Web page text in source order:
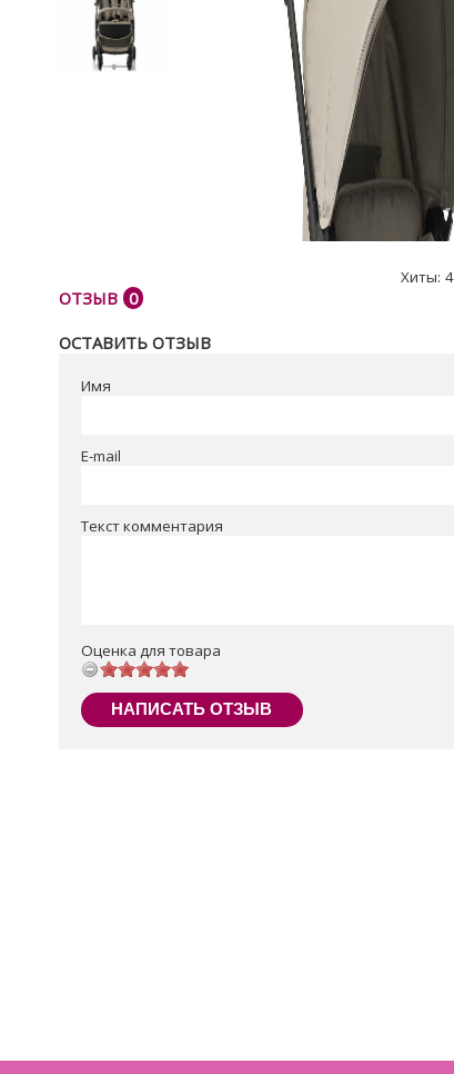
Хиты:
ОТЗЫВ 0
ОСТАВИТЬ ОТЗЫВ
Имя
E-mail
Текст комментария
Оценка для товара
НАПИСАТЬ ОТЗЫВ